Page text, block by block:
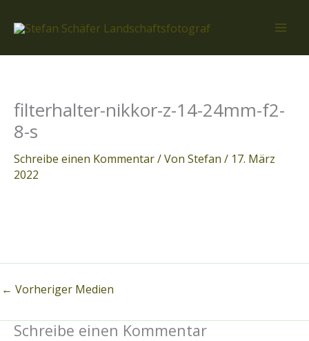
Inhalt
filterhalter-nikkor-z-14-24mm-f2-
8-s
Schreibe einen Kommentar/ Von Stefan / 17. März
2022
← Vorheriger Medien
Schreibe einen Kommentar